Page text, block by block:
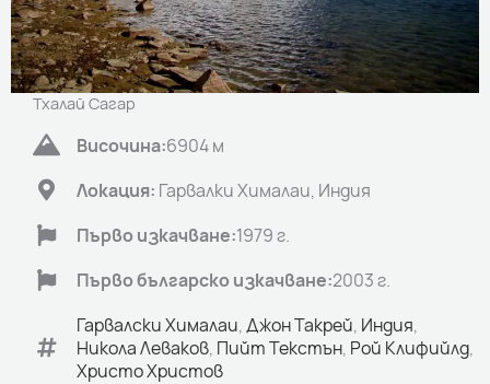
Тхалай Сагар
Височина:6904 м
Локация: Гарвалки Хималаи, Индия
Първо изкачване:1979 г.
Първо българско изкачване:2003 г.
Гарвалски Хималаи,Джон Такрей, Индия,
Никола Леваков, Пийт Текстън, Рой Клифийлд,
Христо Христов